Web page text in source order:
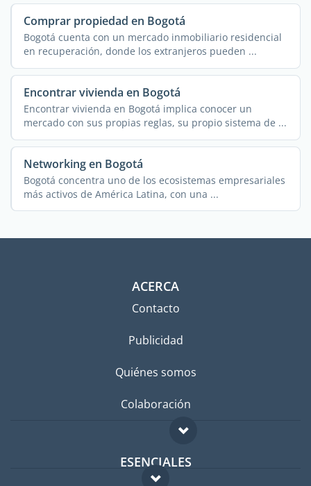
Comprar propiedad en Bogotá
Bogotá cuenta con un mercado inmobiliario residencial
en recuperación, donde los extranjeros pueden ...
Encontrar vivienda en Bogotá
Encontrar vivienda en Bogotá implica conocer un
mercado con sus propias reglas, su propio sistema de ...
Networking en Bogotá
Bogotá concentra uno de los ecosistemas empresariales
más activos de América Latina, con una ...
ACERCA
Contacto
Publicidad
Quiénes somos
Colaboración
ESENCIALES